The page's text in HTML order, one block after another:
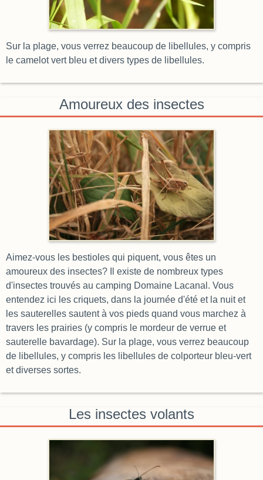
Sur la plage, vous verrez beaucoup de libellules, y compris
le camelot vert bleu et divers types de libellules.
Amoureux des insectes
Aimez-vous les bestioles qui piquent, vous êtes un
amoureux des insectes? Il existe de nombreux types
d'insectes trouvés au camping Domaine Lacanal. Vous
entendez ici les criquets, dans la journée d'été et la nuit et
les sauterelles sautent à vos pieds quand vous marchez à
travers les prairies (y compris le mordeur de verrue et
sauterelle bavardage). Sur la plage, vous verrez beaucoup
de libellules, y compris les libellules de colporteur bleu-vert
et diverses sortes.
Les insectes volants